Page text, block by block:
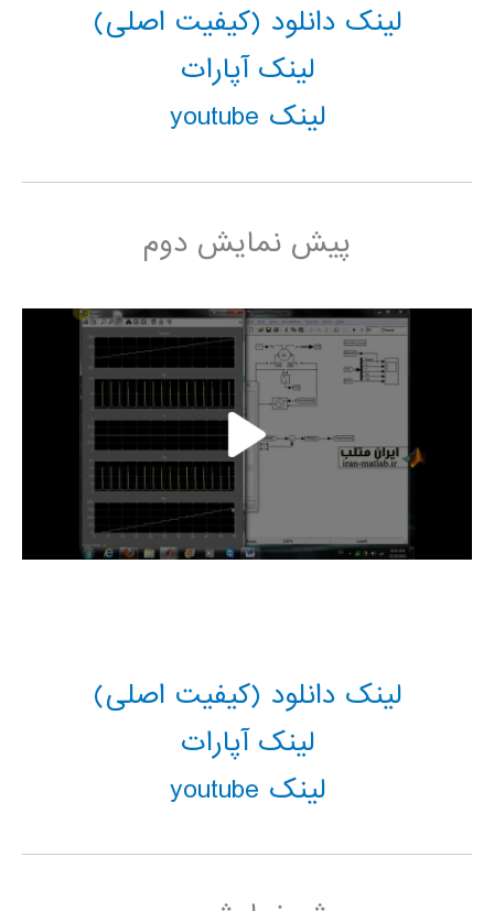
لینک دانلود (کیفیت اصلی)
لینک آپارات
لینک youtube
پیش نمایش دوم
لینک دانلود (کیفیت اصلی)
لینک آپارات
لینک youtube